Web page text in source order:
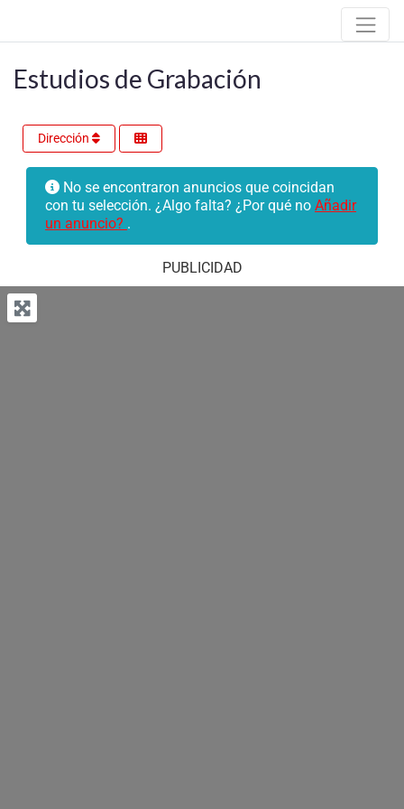
Estudios de Grabación
Dirección
No se encontraron anuncios que coincidan
con tu selección. ¿Algo falta? ¿Por qué no Añadir
un anuncio? .
PUBLICIDAD